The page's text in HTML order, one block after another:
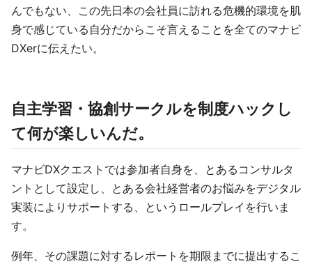
んでもない、この先日本の会社員に訪れる危機的環境を肌
身で感じている自分だからこそ言えることを全てのマナビ
DXerに伝えたい。
自主学習・協創サークルを制度ハックし
て何が楽しいんだ。
マナビDXクエストでは参加者自身を、とあるコンサルタ
ントとして設定し、とある会社経営者のお悩みをデジタル
実装によりサポートする、というロールプレイを行いま
す。
例年、その課題に対するレポートを期限までに提出するこ